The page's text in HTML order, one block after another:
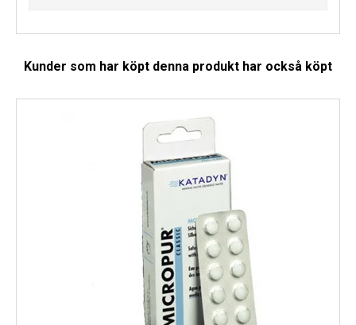
Kunder som har köpt denna produkt har också köpt